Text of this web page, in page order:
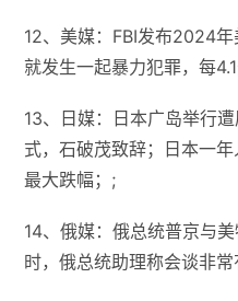
12、美媒：FBI发布2024
就发生一起暴力犯罪，每
13、日媒：日本广岛举行
式，石破茂致辞；日本一
最大跌幅​​；;
14、俄媒：俄总统普京与
时，俄总统助理称会谈非